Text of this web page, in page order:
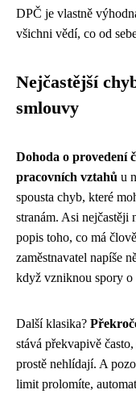
DPČ je vlastně
všichni vědí, co od
Nejčastější
smlouvy
Dohoda o provedení
pracovních vztahů u
spousta chyb, které
stranám. Asi nejčastěji
popis toho, co má
zaměstnavatel napíše
když vzniknou spory o
Další klasika?
stává překvapivě
prostě nehlídají. A
limit prolomíte,